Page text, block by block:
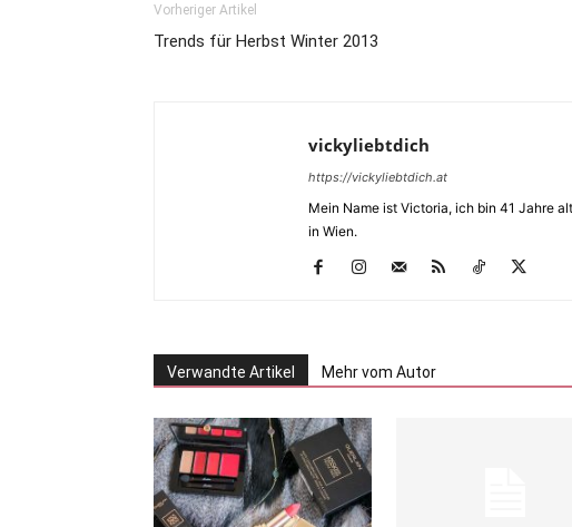
Vorheriger Artikel
Trends für Herbst Winter 2013
vickyliebtdich
https://vickyliebtdich.at
Mein Name ist Victoria, ich bin 41 Jahre
in Wien.
Verwandte Artikel Mehr vom Autor